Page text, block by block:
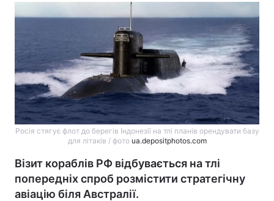
Росія стягує флот до берегів Індонезії на тлі планів орендувати базу
для літаків / фото ua.depositphotos.com
Візит кораблів РФ відбувається на тлі
попередніх спроб розмістити стратегічну
авіацію біля Австралії.